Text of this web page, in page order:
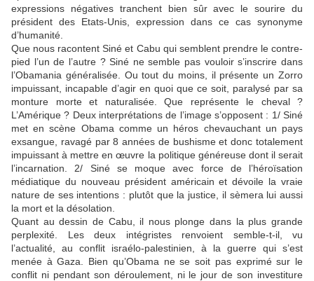
expressions négatives tranchent bien sûr avec le sourire du
président des Etats-Unis, expression dans ce cas synonyme
d’humanité.
Que nous racontent Siné et Cabu qui semblent prendre le contre-
pied l’un de l’autre ? Siné ne semble pas vouloir s’inscrire dans
l’Obamania généralisée. Ou tout du moins, il présente un Zorro
impuissant, incapable d’agir en quoi que ce soit, paralysé par sa
monture morte et naturalisée. Que représente le cheval ?
L’Amérique ? Deux interprétations de l’image s’opposent : 1/ Siné
met en scène Obama comme un héros chevauchant un pays
exsangue, ravagé par 8 années de bushisme et donc totalement
impuissant à mettre en œuvre la politique généreuse dont il serait
l’incarnation. 2/ Siné se moque avec force de l’héroïsation
médiatique du nouveau président américain et dévoile la vraie
nature de ses intentions : plutôt que la justice, il sèmera lui aussi
la mort et la désolation.
Quant au dessin de Cabu, il nous plonge dans la plus grande
perplexité. Les deux intégristes renvoient semble-t-il, vu
l’actualité, au conflit israélo-palestinien, à la guerre qui s’est
menée à Gaza. Bien qu’Obama ne se soit pas exprimé sur le
conflit ni pendant son déroulement, ni le jour de son investiture